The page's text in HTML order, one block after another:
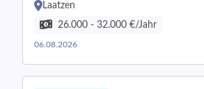
Laatzen
26.000 - 32.000 €/Jahr
06.08.2026